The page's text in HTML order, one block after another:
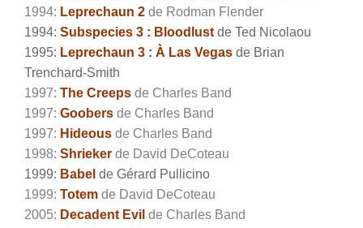
1994: Leprechaun 2 de Rodman Flender
1994: Subspecies 3 : Bloodlust de Ted Nicolaou
1995: Leprechaun 3 : À Las Vegas de Brian
Trenchard-Smith
1997: The Creeps de Charles Band
1997: Goobers de Charles Band
1997: Hideous de Charles Band
1998: Shrieker de David DeCoteau
1999: Babel de Gérard Pullicino
1999: Totem de David DeCoteau
2005: Decadent Evil de Charles Band